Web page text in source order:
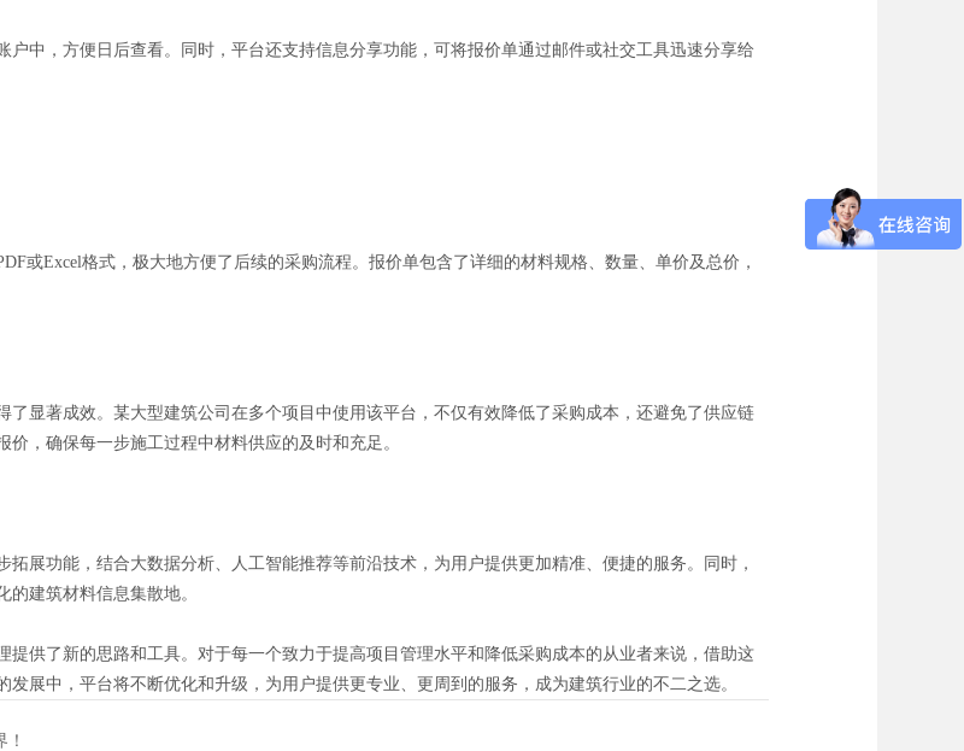
中，方便日后查看。同时，平台还支持信息分享功能，可将报价单通过邮件或社交工具迅速分享给
或Excel格式，极大地方便了后续的采购流程。报价单包含了详细的材料规格、数量、单价及总价，
显著成效。某大型建筑公司在多个项目中使用该平台，不仅有效降低了采购成本，还避免了供应链
，确保每一步施工过程中材料供应的及时和充足。
展功能，结合大数据分析、人工智能推荐等前沿技术，为用户提供更加精准、便捷的服务。同时，
建筑材料信息集散地。
供了新的思路和工具。对于每一个致力于提高项目管理水平和降低采购成本的从业者来说，借助这
展中，平台将不断优化和升级，为用户提供更专业、更周到的服务，成为建筑行业的不二之选。